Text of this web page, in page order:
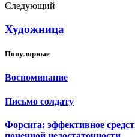
Следующий
Художница
Популярные
Воспоминание
Письмо солдату
Форсига: эффективное